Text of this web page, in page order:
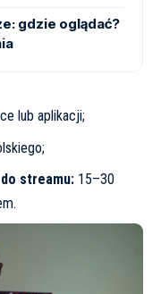
gdzie oglądać?
lub aplikacji;
streamu:15–30